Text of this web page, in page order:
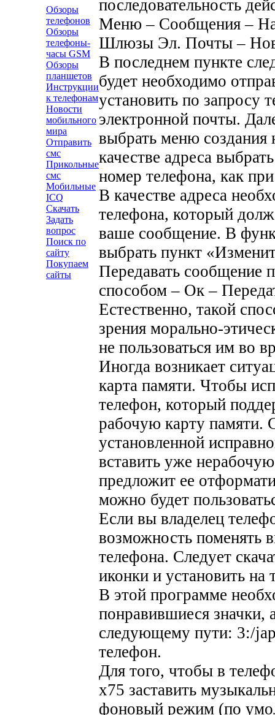
Обзоры
телефонов
Обзоры
телефоны-
часы GSM
Обзоры
планшетов
Инструкции
к телефонам
Новости
мобильного
мира
Отправить
смс
Прикольные
смс
Мобильные
ICQ
Скачать
Задать
вопрос
Поиск по
сайту
Покупаем
сайты
последовательность
Меню – Сообщения –
Шлюзы Эл. Почты –
В последнем пункте
будет необходимо
установить по
электронной почты.
выбрать меню создания
качестве адреса
номер телефона, как
В качестве адреса
телефона, который
ваше сообщение. В
выбрать пункт
Передавать сообщение
способом – Ок –
Естественно, такой
зрения морально-
не пользоваться им во
Иногда возникает
карта памяти. Чтобы
телефон, который
рабочую карту памяти.
установленной
вставить уже
предложит ее
можно будет
Если вы владелец
возможность поменять
телефона. Следует
иконки и установить
В этой программе
понравившиеся значки,
следующему пути: 3:/
телефон.
Для того, чтобы в
х75 заставить
фоновый режим (по